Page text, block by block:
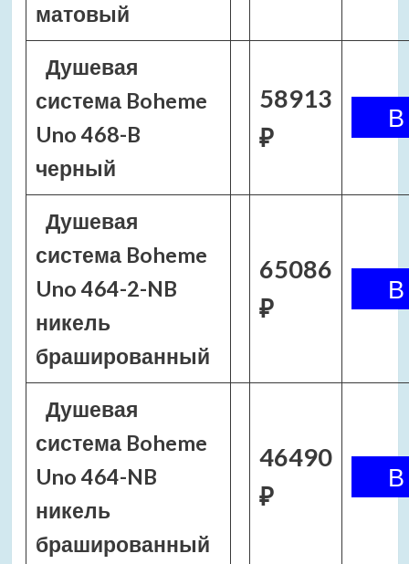
матовый
Душевая
система Boheme
Uno 468-B
черный
58913
₽
Душевая
система Boheme
Uno 464-2-NB
никель
брашированный
65086
₽
Душевая
система Boheme
Uno 464-NB
никель
брашированный
46490
₽